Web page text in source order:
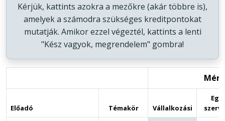
Kérjük, kattints azokra a mezőkre (akár többre is),
amelyek a számodra szükséges kreditpontokat
mutatják. Amikor ezzel végeztél, kattints a lenti
"Kész vagyok, megrendelem" gombra!
Előadó Témakör Vállalkozási